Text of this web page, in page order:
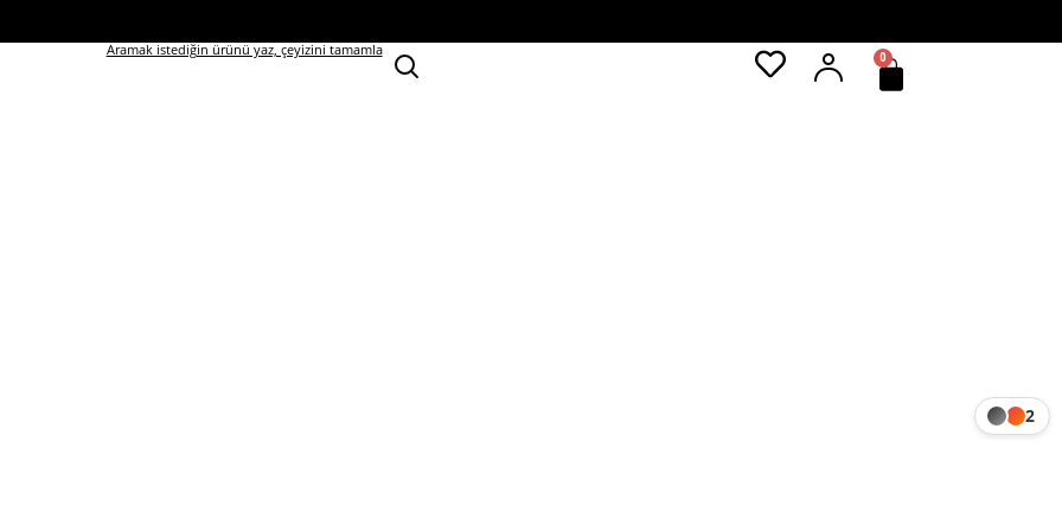
Aramak istediğin ürünü yaz, çeyizini tamamla 0
2